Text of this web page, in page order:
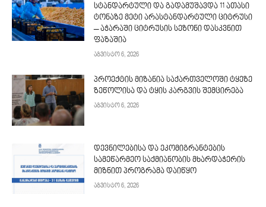
სტანდარტული და გადამუშავდა 11 ათასი
ტონაზე მეტი არასტანდარტული ციტრუსი
– აჭარაში ციტრუსის სეზონი დასკვნით
ფაზაშია
აგვისტო 6, 2026
პროექტის მიზანია საქართველოში ტყეზე
ზეწოლისა და ტყის კარგვის შემცირება
აგვისტო 6, 2026
დევნილებისა და ეკომიგრანტების
სამეწარმეო საქმიანობის მხარდაჭერის
მიზნით პროგრამა დაიწყო
აგვისტო 6, 2026